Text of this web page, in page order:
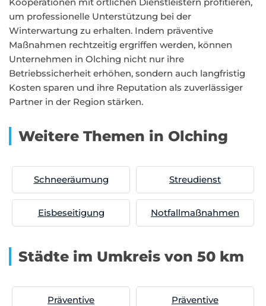
um professionelle Unterstützung bei der
Winterwartung zu erhalten. Indem präventive
Maßnahmen rechtzeitig ergriffen werden, können
Unternehmen in Olching nicht nur ihre
Betriebssicherheit erhöhen, sondern auch langfristig
Kosten sparen und ihre Reputation als zuverlässiger
Partner in der Region stärken.
Weitere Themen in Olching
Schneeräumung Streudienst
Eisbeseitigung Notfallmaßnahmen
Städte im Umkreis von 50 km
Präventive
Präventive